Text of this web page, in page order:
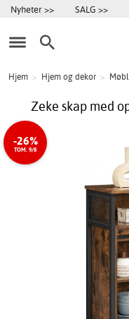
Nyheter >> SALG >>
Hjem > Hjem og dekor >
Zeke skap med
-26%
TOM. 9/8